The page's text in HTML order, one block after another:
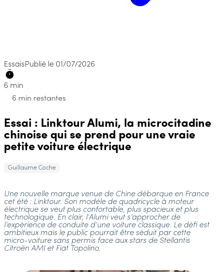
EssaisPublié le 01/07/2026
6 min
6 min restantes
Essai : Linktour Alumi, la microcitadine
chinoise qui se prend pour une vraie
petite voiture électrique
Guillaume Coche
Une nouvelle marque venue de Chine débarque en France
cet été : Linktour. Son modèle de quadricycle à moteur
électrique se veut plus confortable, plus spacieux et plus
technologique. En clair, l’Alumi veut s’approcher de
l’expérience de conduite d’une voiture classique. Le défi est
ambitieux mais le public pourrait être séduit par cette
micro-voiture sans permis face aux stars de Stellantis
Citroën AMI et Fiat Topolino.